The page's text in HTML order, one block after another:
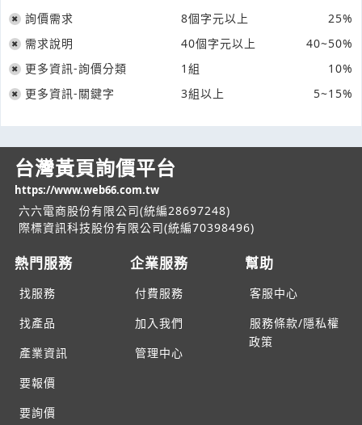
詢價需求 8個字元以上
25%
需求說明
40個字元以上
40~50%
更多資訊-詢價分類
1組
10%
更多資訊-關鍵字
3組以上 5~15%
台灣黃頁詢價平台
https://www.web66.com.tw
六六電商股份有限公司(統編28697248)
際標資訊科技股份有限公司(統編70398496)
熱門服務
找服務
找產品
產業資訊
要報價
要詢價
企業服務
付費服務
加入我們
管理中心
幫助
客服中心
服務條款/隱私權
政策